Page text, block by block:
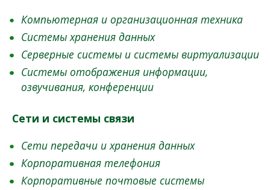
Компьютерная и организационная техника
Системы хранения данных
Серверные системы и системы виртуализации
Системы отображения информации,
озвучивания, конференции
Сети и системы связи
Сети передачи и хранения данных
Корпоративная телефония
Корпоративные почтовые системы